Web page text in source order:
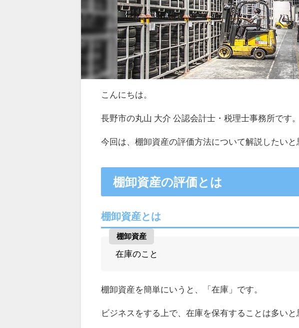
こんにちは。
長野市の丸山 大介 公認会計士・税理士事務所です。
今回は、棚卸資産の評価方法について解説したいと
棚卸資産の評価とは
棚卸資産とは
棚卸資産
在庫のこと
棚卸資産を簡単にいうと、「在庫」です。
ビジネスをする上で、在庫を保有することは多いと